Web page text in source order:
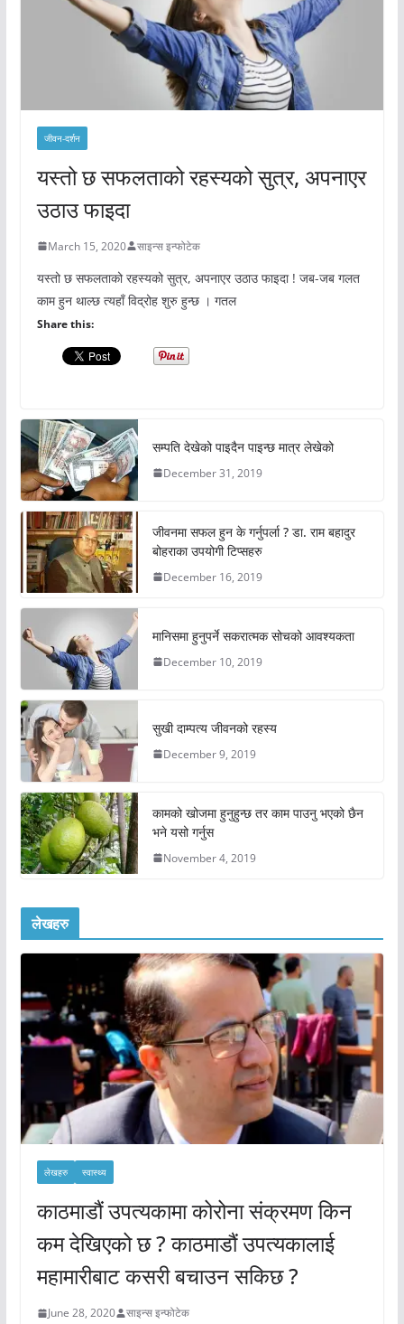
जीवन-दर्शन
यस्तो छ सफलताको रहस्यको सुत्र, अपनाएर
उठाउ फाइदा
March 15, 2020 साइन्स इन्फोटेक
यस्तो छ सफलताको रहस्यको सुत्र, अपनाएर उठाउ फाइदा ! जब-जब गलत
काम हुन थाल्छ त्यहाँ विद्रोह शुरु हुन्छ । गतल
Share this:
सम्पति देखेको पाइदैन पाइन्छ मात्र लेखेको
December 31, 2019
जीवनमा सफल हुन के गर्नुपर्ला ? डा. राम बहादुर
बोहराका उपयोगी टिप्सहरु
December 16, 2019
मानिसमा हुनुपर्ने सकरात्मक सोचको आवश्यकता
December 10, 2019
सुखी दाम्पत्य जीवनको रहस्य
December 9, 2019
कामको खोजमा हुनुहुन्छ तर काम पाउनु भएको छैन
भने यसो गर्नुस
November 4, 2019
लेखहरु
लेखहरु स्वास्थ्य
काठमाडौं उपत्यकामा कोरोना संक्रमण किन
कम देखिएको छ ? काठमाडौं उपत्यकालाई
महामारीबाट कसरी बचाउन सकिछ ?
June 28, 2020 साइन्स इन्फोटेक